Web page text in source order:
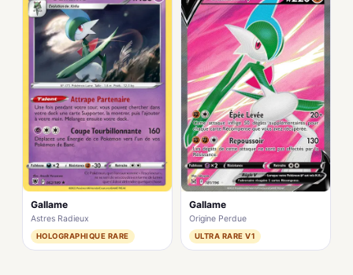
Gallame
Astres Radieux
HOLOGRAPHIQUE RARE
Gallame
Origine Perdue
ULTRA RARE V1